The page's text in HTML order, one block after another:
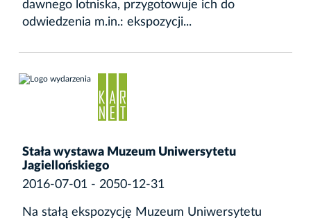
dawnego lotniska, przygotowuje ich do
odwiedzenia m.in.: ekspozycji...
Stała wystawa Muzeum Uniwersytetu
Jagiellońskiego
2016-07-01 - 2050-12-31
Na stałą ekspozycję Muzeum Uniwersytetu